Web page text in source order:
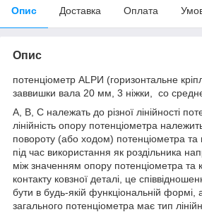
Опис Доставка Оплата
Опис
потенціометр ALPИ (горизонтальне
заввишки вала 20 мм, 3 ніжки, со
A, B, C належать до різної лінійності
лінійність опору потенціометра
повороту (або ходом) потенціометра та
під час використання як роздільника
між значенням опору потенціометра та
контакту ковзної деталі, це
бути в будь-якій функціональній
загального потенціометра має тип